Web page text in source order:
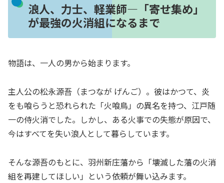
浪人、力士、軽業師—「寄せ集め」
が最強の火消組になるまで
物語は、一人の男から始まります。
主人公の松永源吾（まつなが げんご）。彼はかつて、炎
をも喰らうと恐れられた「火喰鳥」の異名を持つ、江戸随
一の侍火消でした。しかし、ある火事での失態が原因で、
今はすべてを失い浪人として暮らしています。
そんな源吾のもとに、羽州新庄藩から「壊滅した藩の火消
組を再建してほしい」という依頼が舞い込みます。